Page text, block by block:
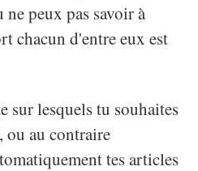
peux pas savoir à
chacun d'entre eux est
sur lesquels tu souhaites
ou au contraire
tes articles